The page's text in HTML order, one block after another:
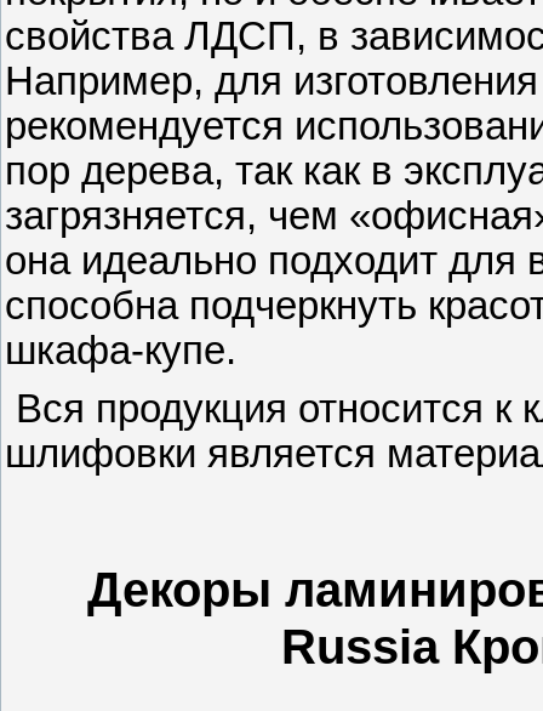
свойства ЛДСП, в
Например, для
рекомендуется
пор дерева, так как в
загрязняется, чем
она идеально подходит для
способна подчеркнуть
шкафа-купе.
Вся продукция относится к
шлифовки является
Декоры
Russia